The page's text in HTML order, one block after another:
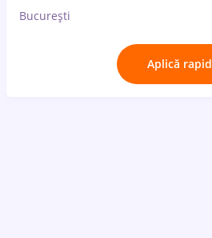
București
Aplică rapid